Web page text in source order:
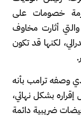
خصومات على
والتي أثارت مخاوف
لكنها قد تكون
وصفه ترامب بأنه
بشكل نهائي،
ضريبية دائمة